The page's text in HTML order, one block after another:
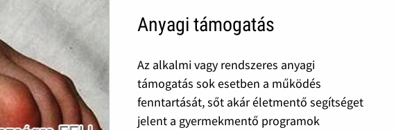
Anyagi támogatás
Az alkalmi vagy rendszeres anyagi
támogatás sok esetben a működés
fenntartását, sőt akár életmentő segítséget
jelent a gyermekmentő programok